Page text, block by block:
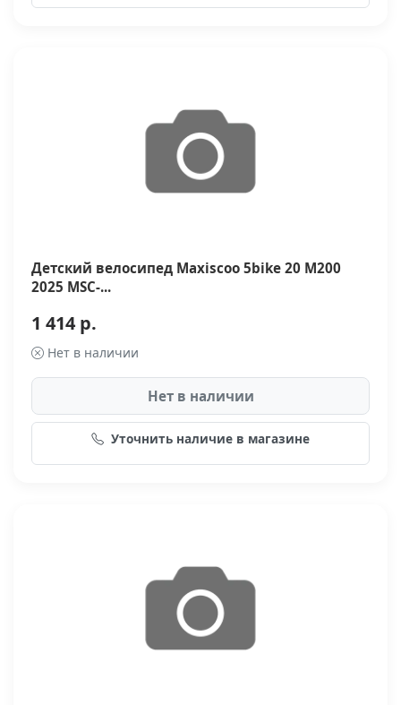
Детский велосипед Maxiscoo 5bike 20 M200
2025 MSC-...
1 414 р.
Нет в наличии
Нет в наличии
Уточнить наличие в магазине